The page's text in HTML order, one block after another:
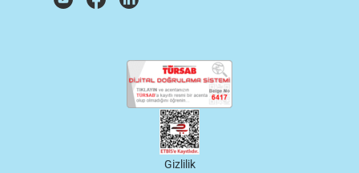
Gizlilik